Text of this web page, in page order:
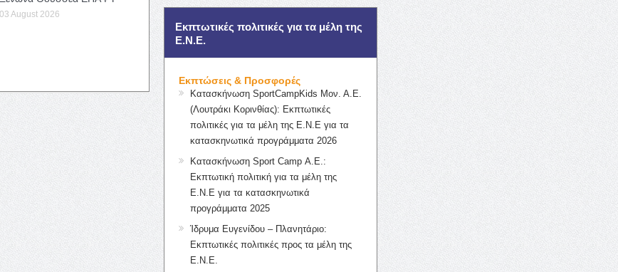
03 August 2026
Εκπτωτικές πολιτικές για τα μέλη της
Ε.Ν.Ε.
Εκπτώσεις & Προσφορές
Κατασκήνωση SportCampKids Μον. Α.Ε.
(Λουτράκι Κορινθίας): Εκπτωτικές
πολιτικές για τα μέλη της Ε.Ν.Ε για τα
κατασκηνωτικά προγράμματα 2026
Κατασκήνωση Sport Camp Α.Ε.:
Εκπτωτική πολιτική για τα μέλη της
Ε.Ν.Ε για τα κατασκηνωτικά
προγράμματα 2025
Ίδρυμα Ευγενίδου – Πλανητάριο:
Εκπτωτικές πολιτικές προς τα μέλη της
Ε.Ν.Ε.